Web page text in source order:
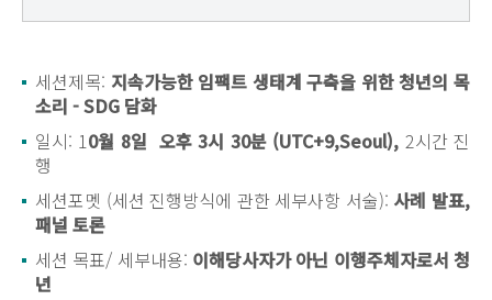
세션제목: 지속가능한 임팩트 생태계 구축을 위한 청년의 목
소리 - SDG 담화
일시: 1 0월 8일 오후 3시 30분 (UTC+9,Seoul), 2시간 진
행
세션포멧 (세션 진행방식에 관한 세부사항 서술): 사례 발표,
패널 토론
세션 목표/ 세부내용: 이해당사자가 아닌 이행주체자로서 청
년